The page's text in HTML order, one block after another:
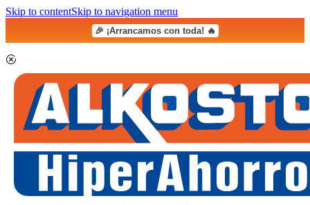
Skip to contentSkip to navigation menu
🎉 ¡Arrancamos con toda! 🔥